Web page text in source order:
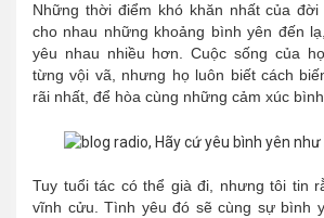
Những thời điểm khó khăn nhất của
cho nhau những khoảng bình yên đến
yêu nhau nhiều hơn. Cuộc sống của
từng vội vã, nhưng họ luôn biết cách
rãi nhất, để hòa cùng những cảm xúc
Tuy tuổi tác có thể già đi, nhưng tôi tin
vĩnh cửu. Tình yêu đó sẽ cùng sự bình